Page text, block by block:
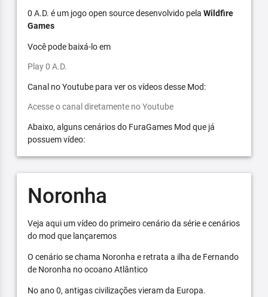
0 A.D. é um jogo open source desenvolvido pela Wildfire
Games
Você pode baixá-lo em
Play 0 A.D.
Canal no Youtube para ver os vídeos desse Mod:
Acesse o canal diretamente no Youtube
Abaixo, alguns cenários do FuraGames Mod que já
possuem vídeo:
Noronha
Veja aqui um vídeo do primeiro cenário da série e cenários
do mod que lançaremos
O cenário se chama Noronha e retrata a ilha de Fernando
de Noronha no ocoano Atlântico
No ano 0, antigas civilizações vieram da Europa.